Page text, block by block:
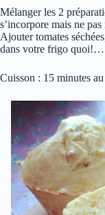
Mélanger les 2
s’incorpore mais ne
Ajouter tomates
dans votre frigo quoi!…
Cuisson : 15 minutes